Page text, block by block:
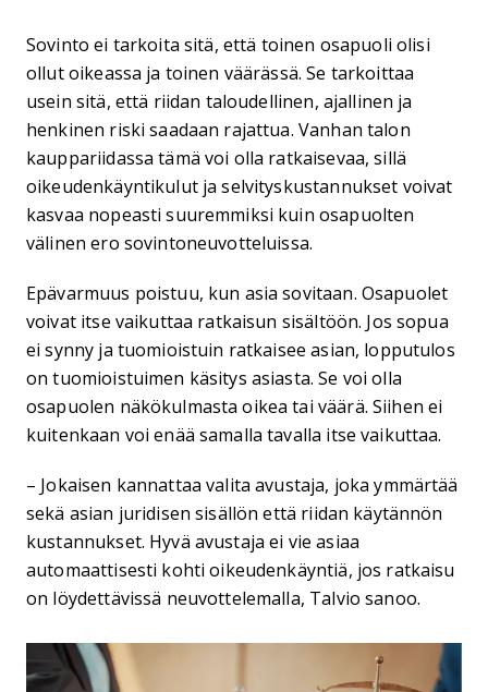
Sovinto ei tarkoita sitä, että toinen osapuoli olisi
ollut oikeassa ja toinen väärässä. Se tarkoittaa
usein sitä, että riidan taloudellinen, ajallinen ja
henkinen riski saadaan rajattua. Vanhan talon
kauppariidassa tämä voi olla ratkaisevaa, sillä
oikeudenkäyntikulut ja selvityskustannukset voivat
kasvaa nopeasti suuremmiksi kuin osapuolten
välinen ero sovintoneuvotteluissa.
Epävarmuus poistuu, kun asia sovitaan. Osapuolet
voivat itse vaikuttaa ratkaisun sisältöön. Jos sopua
ei synny ja tuomioistuin ratkaisee asian, lopputulos
on tuomioistuimen käsitys asiasta. Se voi olla
osapuolen näkökulmasta oikea tai väärä. Siihen ei
kuitenkaan voi enää samalla tavalla itse vaikuttaa.
– Jokaisen kannattaa valita avustaja, joka ymmärtää
sekä asian juridisen sisällön että riidan käytännön
kustannukset. Hyvä avustaja ei vie asiaa
automaattisesti kohti oikeudenkäyntiä, jos ratkaisu
on löydettävissä neuvottelemalla, Talvio sanoo.